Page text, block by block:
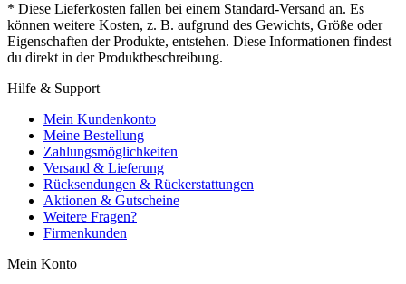
* Diese Lieferkosten fallen bei einem Standard-Versand an. Es
können weitere Kosten, z. B. aufgrund des Gewichts, Größe oder
Eigenschaften der Produkte, entstehen. Diese Informationen findest
du direkt in der Produktbeschreibung.
Hilfe & Support
Mein Kundenkonto
Meine Bestellung
Zahlungsmöglichkeiten
Versand & Lieferung
Rücksendungen & Rückerstattungen
Aktionen & Gutscheine
Weitere Fragen?
Firmenkunden
Mein Konto